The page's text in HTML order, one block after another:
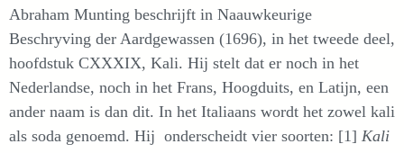
Abraham Munting beschrijft in Naauwkeurige
Beschryving der Aardgewassen (1696), in het tweede deel,
hoofdstuk CXXXIX, Kali. Hij stelt dat er noch in het
Nederlandse, noch in het Frans, Hoogduits, en Latijn, een
ander naam is dan dit. In het Italiaans wordt het zowel kali
als soda genoemd. Hij onderscheidt vier soorten: [1] Kali